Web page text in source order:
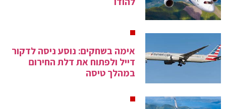
אימה בשחקים: נוסע ניסה לדקור
דייל ולפתוח את דלת החירום
במהלך טיסה